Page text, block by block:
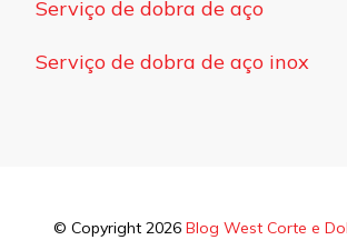
Serviço de dobra de aço
Serviço de dobra de aço inox
© Copyright 2026 Blog West Corte e